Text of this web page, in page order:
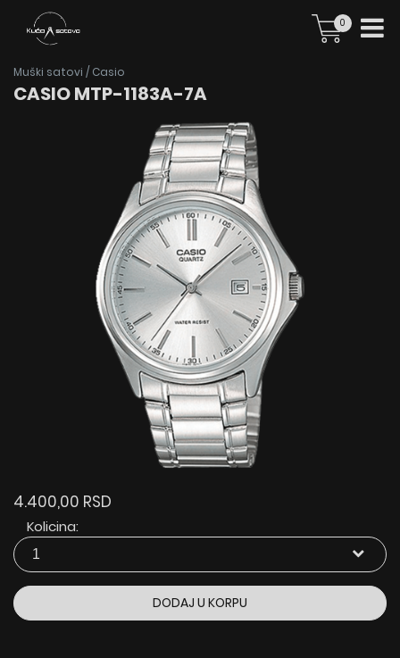
0
Muški satovi / Casio
CASIO MTP-1183A-7A
4.400,00 RSD
Kolicina:
DODAJ U KORPU